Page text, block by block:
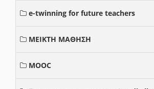
e-twinning for future teachers
ΜΕΙΚΤΗ ΜΑΘΗΣΗ
MOOC